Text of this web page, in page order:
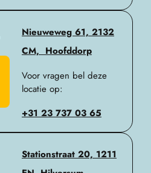
Nieuweweg 61, 2132
CM, Hoofddorp
Voor vragen bel deze
locatie op:
+31 23 737 03 65
Stationstraat 20, 1211